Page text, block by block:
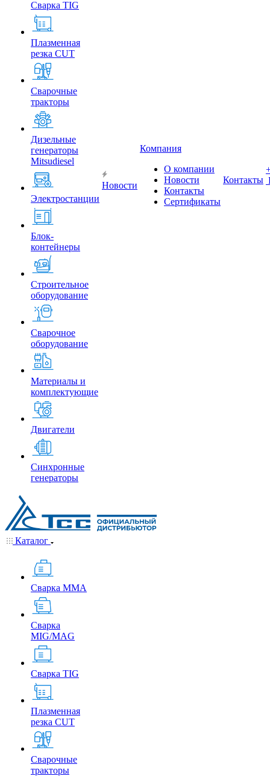
Сварка TIG
Плазменная
резка CUT
Сварочные
тракторы
Дизельные
генераторы
Mitsudiesel
Электростанции
Блок-
контейнеры
Строительное
оборудование
Сварочное
оборудование
Материалы и
комплектующие
Двигатели
Синхронные
генераторы
Новости
Компания
О компании
Новости
Контакты
Сертификаты
Контакты
Каталог
Сварка MMA
Сварка
MIG/MAG
Сварка TIG
Плазменная
резка CUT
Сварочные
тракторы